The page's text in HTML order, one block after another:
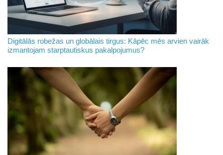
Digitālās robežas un globālais tirgus: Kāpēc mēs arvien vairāk
izmantojam starptautiskus pakalpojumus?